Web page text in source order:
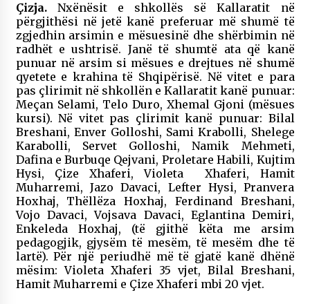
Çizja. Nxënësit e shkollës së Kallaratit në
përgjithësi në jetë kanë preferuar më shumë të
zgjedhin arsimin e mësuesinë dhe shërbimin në
radhët e ushtrisë. Janë të shumtë ata që kanë
punuar në arsim si mësues e drejtues në shumë
qyetete e krahina të Shqipërisë. Në vitet e para
pas çlirimit në shkollën e Kallaratit kanë punuar:
Meçan Selami, Telo Duro, Xhemal Gjoni (mësues
kursi). Në vitet pas çlirimit kanë punuar: Bilal
Breshani, Enver Golloshi, Sami Krabolli, Shelege
Karabolli, Servet Golloshi, Namik Mehmeti,
Dafina e Burbuqe Qejvani, Proletare Habili, Kujtim
Hysi, Çize Xhaferi, Violeta Xhaferi, Hamit
Muharremi, Jazo Davaci, Lefter Hysi, Pranvera
Hoxhaj, Thëllëza Hoxhaj, Ferdinand Breshani,
Vojo Davaci, Vojsava Davaci, Eglantina Demiri,
Enkeleda Hoxhaj, (të gjithë këta me arsim
pedagogjik, gjysëm të mesëm, të mesëm dhe të
lartë). Për një periudhë më të gjatë kanë dhënë
mësim: Violeta Xhaferi 35 vjet, Bilal Breshani,
Hamit Muharremi e Çize Xhaferi mbi 20 vjet.